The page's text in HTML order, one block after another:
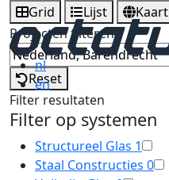
nl
en
Grid Lijst
Kaart
Projecten filteren
Reset
Filter resultaten
Filter op systemen
Structureel Glas 1
Staal Constructies 0